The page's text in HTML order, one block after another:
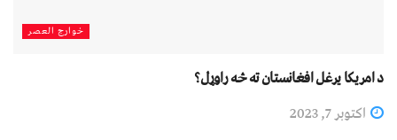
خوارج العصر
د امریکا يرغل افغانستان ته څه راوړل؟
اکتوبر 7, 2023